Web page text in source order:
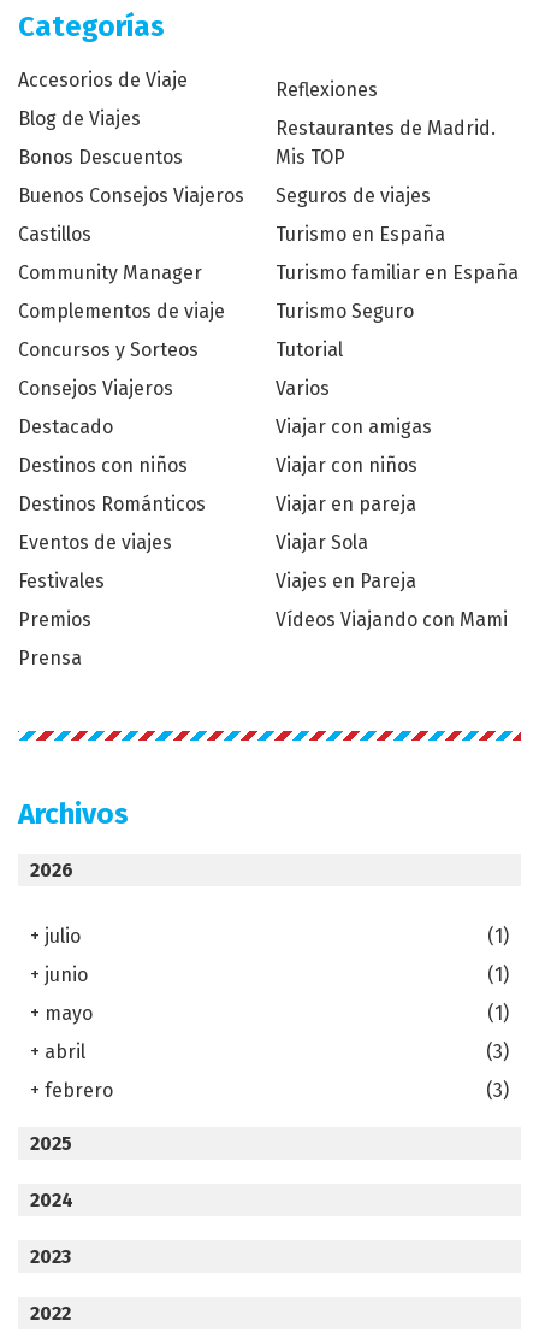
Categorías
Accesorios de Viaje
Blog de Viajes
Bonos Descuentos
Buenos Consejos Viajeros
Castillos
Community Manager
Complementos de viaje
Concursos y Sorteos
Consejos Viajeros
Destacado
Destinos con niños
Destinos Románticos
Eventos de viajes
Festivales
Premios
Prensa
Reflexiones
Restaurantes de Madrid.
Mis TOP
Seguros de viajes
Turismo en España
Turismo familiar en España
Turismo Seguro
Tutorial
Varios
Viajar con amigas
Viajar con niños
Viajar en pareja
Viajar Sola
Viajes en Pareja
Vídeos Viajando con Mami
Archivos
2026
+ julio
(1)
+ junio
(1)
+ mayo
(1)
+ abril
(3)
+ febrero (3)
2025
2024
2023
2022